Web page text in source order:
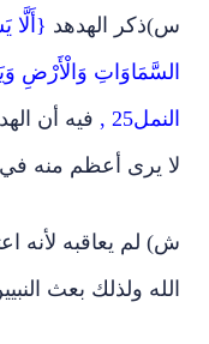
س)ذكر الهدهد {أَلَّا
السَّمَاوَاتِ وَالْأَرْضِ
النمل25 ,
فيه أن
لا يرى أعظم منه
ش) لم يعاقبه لأنه
الله ولذلك بعث